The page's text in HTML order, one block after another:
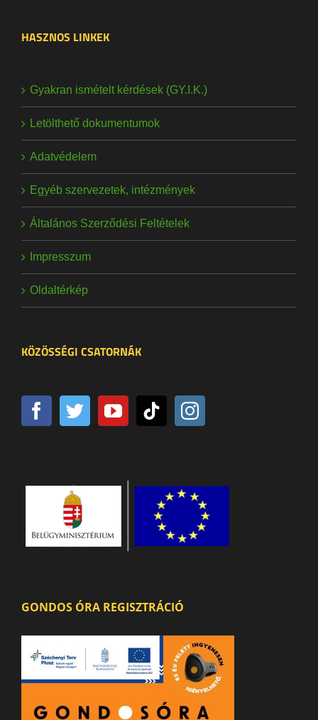
HASZNOS LINKEK
Gyakran ismételt kérdések (GY.I.K.)
Letölthető dokumentumok
Adatvédelem
Egyéb szervezetek, intézmények
Általános Szerződési Feltételek
Impresszum
Oldaltérkép
KÖZÖSSÉGI CSATORNÁK
GONDOS ÓRA REGISZTRÁCIÓ